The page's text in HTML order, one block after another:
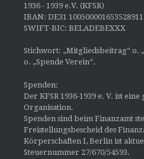
1936 - 1939 e.V. (KFSR)
IBAN: DE31 100500001653528911
SWIFT-BIC: BELADEBEXXX
Stichwort: „Mitgliedsbeitrag“ o.
o. „Spende Verein“.
Spenden:
Der KFSR 1936-1939 e. V. ist
Organisation.
Spenden sind beim Finanzamt
Freistellungsbescheid des
Körperschaften I, Berlin ist
Steuernummer 27/670/54593.